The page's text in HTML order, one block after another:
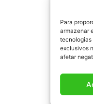
Para
armazenar
tecnologias
exclusivos
afetar